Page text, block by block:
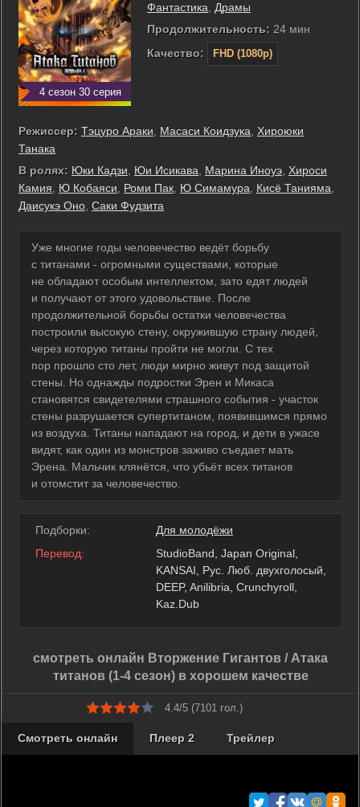
4 сезон 30 серия
Фантастика
Драмы
Продолжительность: 24 мин
Качество:
FHD (1080p)
Режиссер: Тэцуро Араки Масаси Коидзука
Хироюки
Танака
В ролях: Юки Кадзи Юи Исикава Марина Иноуэ Хироси
Камия
Ю Кобаяси Роми Пак Ю Симамура Кисё Танияма
Даисукэ Оно Саки Фудзита
Уже многие годы человечество ведёт борьбу
с титанами - огромными существами, которые
не обладают особым интеллектом, зато едят людей
и получают от этого удовольствие. После
продолжительной борьбы остатки человечества
построили высокую стену, окружившую страну людей,
через которую титаны пройти не могли. С тех
пор прошло сто лет, люди мирно живут под защитой
стены. Но однажды подростки Эрен и Микаса
становятся свидетелями страшного события - участок
стены разрушается супертитаном, появившимся прямо
из воздуха. Титаны нападают на город, и дети в ужасе
видят, как один из монстров заживо съедает мать
Эрена. Мальчик клянётся, что убьёт всех титанов
и отомстит за человечество.
Подборки:
Для молодёжи
Перевод:
StudioBand, Japan Original,
KANSAI, Рус. Люб. двухголосый,
DEEP, Anilibria, Crunchyroll,
Kaz.Dub
смотреть онлайн Вторжение Гигантов / Атака
титанов (1-4 сезон) в хорошем качестве
4.4/5 (7101 гол.)
Смотреть онлайн Плеер 2 Трейлер